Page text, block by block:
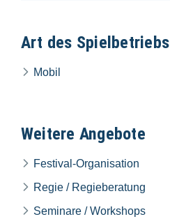
Art des Spielbetriebs
Mobil
Weitere Angebote
Festival-Organisation
Regie / Regieberatung
Seminare / Workshops